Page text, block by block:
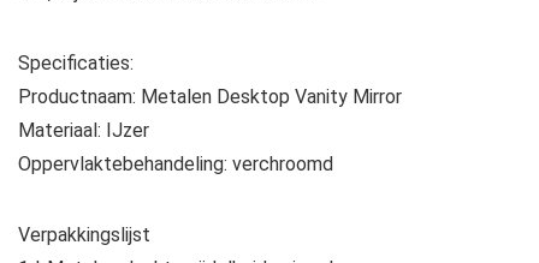
Specificaties:
Productnaam: Metalen Desktop Vanity Mirror
Materiaal: IJzer
Oppervlaktebehandeling: verchroomd
Verpakkingslijst